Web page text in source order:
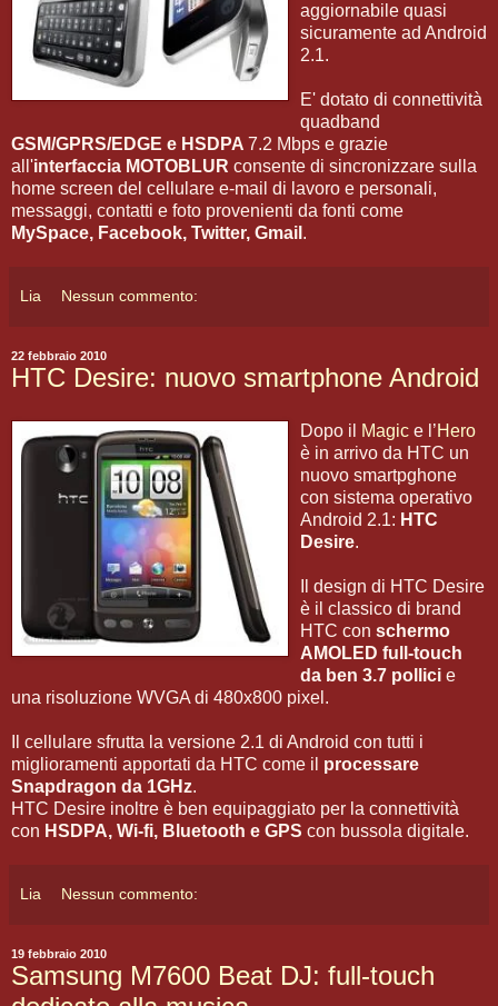
aggiornabile quasi
sicuramente ad Android
2.1.
E' dotato di connettività
quadband
GSM/GPRS/EDGE e HSDPA 7.2 Mbps e grazie
all'interfaccia MOTOBLUR consente di sincronizzare sulla
home screen del cellulare e-mail di lavoro e personali,
messaggi, contatti e foto provenienti da fonti come
MySpace, Facebook, Twitter, Gmail .
Lia Nessun commento:
22 febbraio 2010
HTC Desire: nuovo smartphone Android
Dopo il Magic e l’Hero
è in arrivo da HTC un
nuovo smartpghone
con sistema operativo
Android 2.1: HTC
Desire.
Il design di HTC Desire
è il classico di brand
HTC con schermo
AMOLED full-touch
da ben 3.7 pollici e
una risoluzione WVGA di 480x800 pixel.
Il cellulare sfrutta la versione 2.1 di Android con tutti i
miglioramenti apportati da HTC come il processare
Snapdragon da 1GHz.
HTC Desire inoltre è ben equipaggiato per la connettività
con HSDPA, Wi-fi, Bluetooth e GPS con bussola digitale.
Lia Nessun commento:
19 febbraio 2010
Samsung M7600 Beat DJ: full-touch